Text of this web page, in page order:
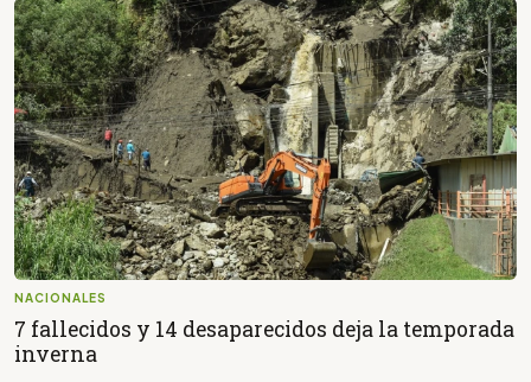
NACIONALES
7 fallecidos y 14 desaparecidos deja la temporada
inverna